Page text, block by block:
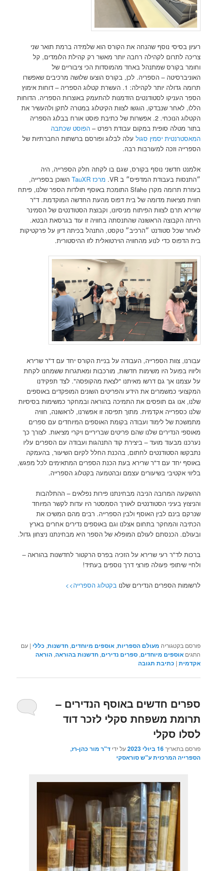
רעיון בסיסי נוסף שהנחה את הקורס הוא שלמידה ברמת תואר שני
צריכה לתרום לקהילה רחבה יותר מאשר רק קהילת הלומדים, קל
וחומר בקורס שמתנהל באחד מהמוסדות הכי ציבוריים של
האוניברסיטה – הספריה. לכן, בקורס הוצעו שלושה מרכיבים שאפשרו
תרומה גדולה יותר לקהילה: 1. העשרת קטלוג הספריה – דוחות אימוץ
הספר העניקו לסטודנטים הזדמנות להתעמק באוצרות הספריה. הדוחות
הללו, לאחר שנבדקו, הוגשו לצוות הקיטלוג במטרה לתקן ולהעשיר את
הקטלוג הנוכחי. 2. אפשרות של כתיבת פוסט אורח בבלוג הספריה
בתור מטלה סופית במקום עבודת רפרט –הפוסט שכתבה
המאסטרנטית יסמין סגול עלה לבלוג ופורסם ברשתות החברתיות של
הספרייה וזכה למעורבות רבה.
אלמנט חדשני נוסף בקורס, שגם בו לקחה חלק הספרייה, היה
״התנסות בעבודת המדפיס״ ב VR.
מרכז TauXR
השוכן בספרייה,
בעזרת תרומה מקרן Sfaho התומכת באוסף תולדות הספר שלנו, פיתח
חווית מציאות מדומה של בית דפוס מהעת החדשה המוקדמת. ד"ר
שרירא תרם לצוות הפיתוח מניסיונו, וקבוצת הסטודנטים של הסמינר
הייתה הקבוצה הראשונה שהתנסתה בחוויה זו עוד בגרסאת הבטא.
לאחר שכל סטודנט ״הרכיב״ טקסט, התנהל בכיתה דיון על פרקטיקות
בית הדפוס כדי לנוע מהחוויה הוירטואלית לזו ההיסטורית.
עבורנו, צוות הספרייה, העבודה על בניית הקורס יחד עם ד"ר שרירא
וליוויו בפועל היו משימות חדשות, מורכבות ומאתגרות ששמחנו לקחת
על עצמנו אך גם דרשו מאיתנו "לצאת מהקופסה". לצד תפקידנו
המקצועי כמשמרים את הידע והפריטים השונים המופקדים באוספים
שלנו, אנו גם תופסים את התמיכה בהוראה ובמחקר כמשימות בסיסיות
שלנו כספרייה אקדמית. מתוך תפיסה זו אפשרנו, לראשונה, חוויה
מתמשכת של לימוד ועבודה בקומת האוספים המיוחדים עם ספרים
מאוספי הנדירים שלנו שהם פריטים שבריריים ויקרי מציאות. לצורך כך
נערכנו מבעוד מועד – ביצירת קוד התנהגות ועבודה עם הספרים עליו
נתבקשו הסטודנטים לחתום, בהכנת החלל לקיום השיעור, בהעמקה
באוסף יחד עם ד"ר שרירא בעת הכנת הספרים המתאימים לכל מפגש,
בליווי אקטיבי בשיעורים עצמם ובהטמעה בקטלוג הספרייה.
ההשקעה המרובה הניבה מבחינתנו פירות נפלאים – ההתלהבות
והניצוץ בעיני הסטודנטים לאורך הסמסטר היו עדות לקשר המיוחד
שנרקם בינם לבין האוסף ולבין הספרייה. רבים מהם המשיכו את
הכתיבה והמחקר בתחום אצלנו וגם באוספים נדירים אחרים בארץ
ובעולם. הכנסתם לעולם המופלא של הספר היא מבחינתנו ניצחון גדול.
ברכות לד"ר רעי שרירא על הזכיה בפרס הרקטור לחדשנות בהוראה –
ולחיי שיתופי פעולה פורצי דרך נוספים בעתיד!
לרשומות הספרים הנדירים שלנובקטלוג הספרייה>>
פורסם בקטגוריה מעולם הספריות,אוספים מיוחדים,חדשנות, כללי |עם
התגים אוספים מיוחדים,ספרים נדירים,חדשנות בהוראה,הוראה
אקדמית | כתיבת תגובה
ספרים חדשים באוסף הנדירים –
תרומת משפחת סקלי לזכר דוד
לסלו סקלי
פורסם בתאריך16 ביולי 2023 על ידיד"ר מור כהן-רז,
הספרייה המרכזית ע"ש סוראסקי